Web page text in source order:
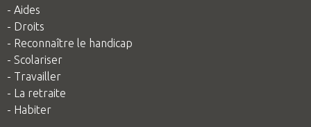
- Aides
- Droits
- Reconnaître le handicap
- Scolariser
- Travailler
- La retraite
- Habiter